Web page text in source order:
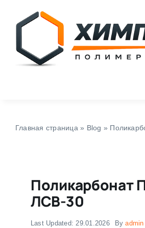
content
Главная страница » Blog »
Поликарбонат
ЛСВ-30
Last Updated: 29.01.2026 Byadmin